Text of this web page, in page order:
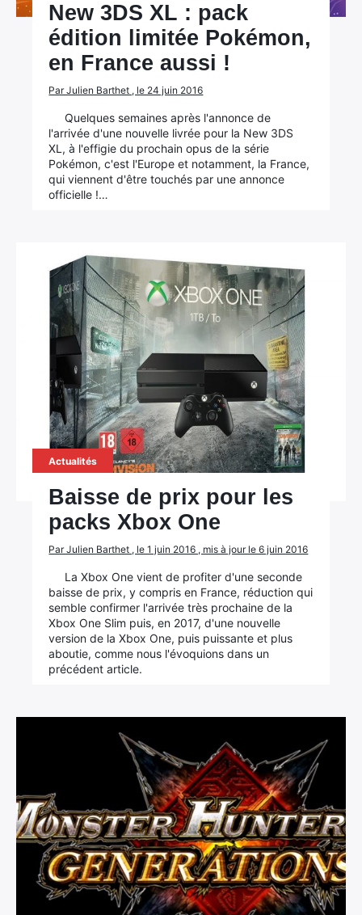
New 3DS XL : pack
édition limitée Pokémon,
en France aussi !
Par Julien Barthet , le 24 juin 2016
Quelques semaines après l'annonce de
l'arrivée d'une nouvelle livrée pour la New 3DS
XL, à l'effigie du prochain opus de la série
Pokémon, c'est l'Europe et notamment, la France,
qui viennent d'être touchés par une annonce
officielle !…
Actualités
Baisse de prix pour les
packs Xbox One
Par Julien Barthet , le 1 juin 2016 , mis à jour le 6 juin 2016
La Xbox One vient de profiter d'une seconde
baisse de prix, y compris en France, réduction qui
semble confirmer l'arrivée très prochaine de la
Xbox One Slim puis, en 2017, d'une nouvelle
version de la Xbox One, puis puissante et plus
aboutie, comme nous l'évoquions dans un
précédent article.